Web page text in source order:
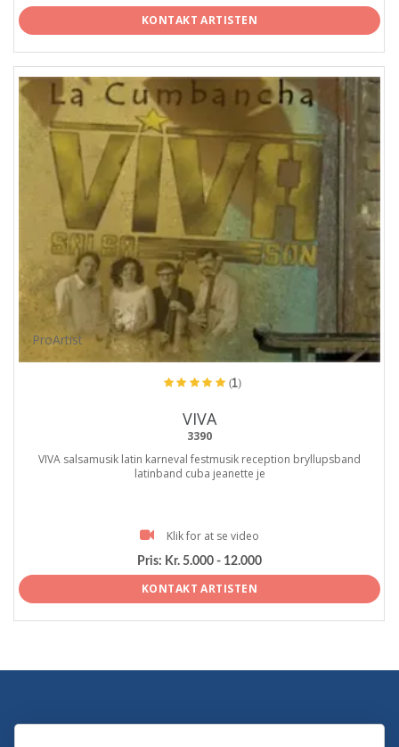
KONTAKT ARTISTEN
ProArtist
(1)
VIVA
3390
VIVA salsamusik latin karneval festmusik reception bryllupsband
latinband cuba jeanette je
Klik for at se video
Pris: Kr. 5.000 - 12.000
KONTAKT ARTISTEN